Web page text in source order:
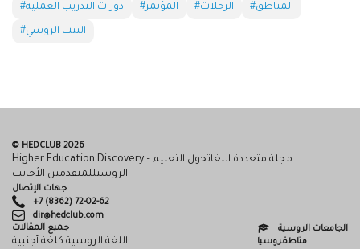
#دورات التدريب العملية #المؤتمر #الرحلات #المناطق
#البيت الروسي
© HEDCLUB 2026
Higher Education Discovery – مجلة متعددة اللغاتحول التعليم
الروسيللمتقدمين الأجانب
جهات الإتصال
+7 (8362) 72-02-62
dir@hedclub.com
جميع المقالات
اللغة الروسية كلغة أجنبية
الجامعات الروسية
مناطقروسيا